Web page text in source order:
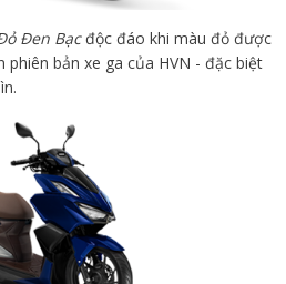
Đen Bạcđộc đáo khi màu đỏ được
phiên bản xe ga của HVN - đặc biệt